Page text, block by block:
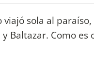
viajó sola al
Baltazar. Como